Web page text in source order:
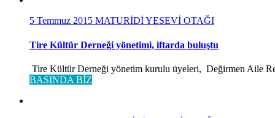
5 Temmuz 2015 MATURİDİ YESEVİ OTAĞI
Tire Kültür Derneği yönetimi, iftarda buluştu
Tire Kültür Derneği yönetim kurulu üyeleri, Değirmen Aile
BASINDA BİZ